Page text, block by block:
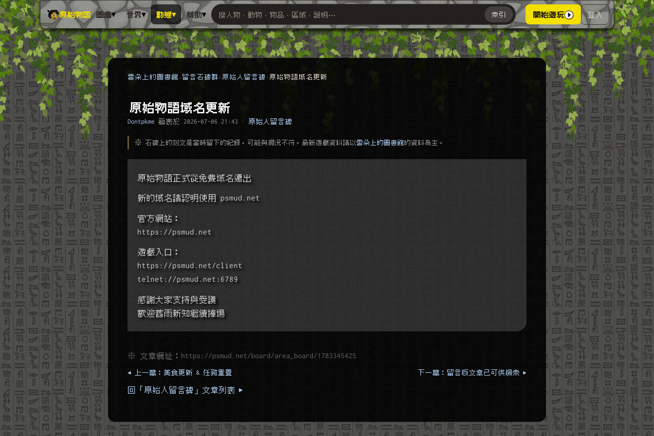
原始物語 圖鑑▾ 世界▾ 動態▾ 幫助▾
搜尋萬物索引
搜人物、動物、物品、區域、說明⋯ 索引 開始遊玩 登入
雲朵上的圖書館 留言石碑群 原始人留言碑 原始物語域名更新
原始物語域名更新
Dontpkme 發表於 2026-07-06 21:43 · 原始人留言碑
※ 石碑上的刻文是當時留下的紀錄，可能與現況不符。最新遊戲資料請以 雲朵上的圖書館的資料為主。
原始物語正式從免費域名遷出
新的域名請認明使用 psmud.net
官方網站：
https://psmud.net
遊戲入口：
https://psmud.net/client
telnet://psmud.net:6789
感謝大家支持與愛護
歡迎舊雨新知繼續捧場
※ 文章網址： https://psmud.net/board/area_board/1783345425
◂ 上一篇：美食更新 & 任務重置 下一篇：留言板文章已可供檢索 ▸
回「原始人留言碑」文章列表 ▸